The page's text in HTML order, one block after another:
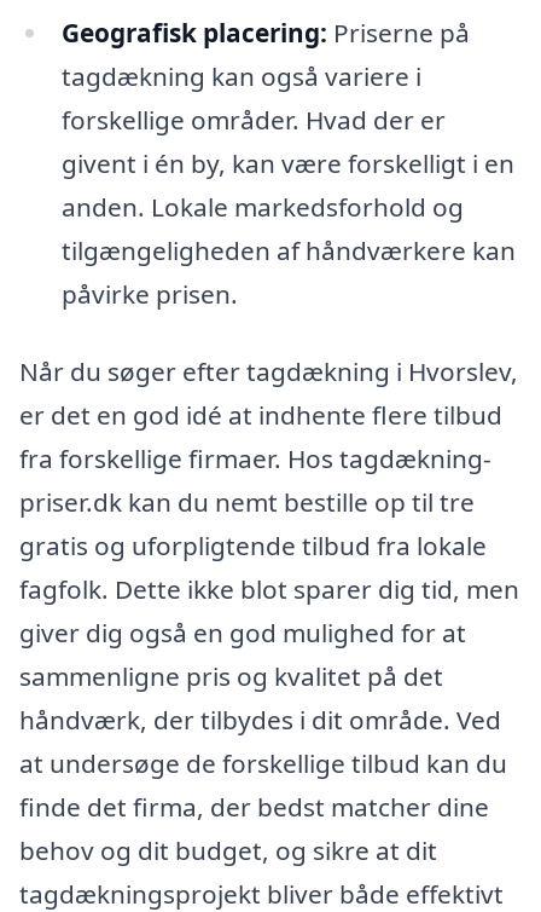
Geografisk placering: Priserne på
tagdækning kan også variere i
forskellige områder. Hvad der er
givent i én by, kan være forskelligt i en
anden. Lokale markedsforhold og
tilgængeligheden af håndværkere kan
påvirke prisen.
Når du søger efter tagdækning i Hvorslev,
er det en god idé at indhente flere tilbud
fra forskellige firmaer. Hos tagdækning-
priser.dk kan du nemt bestille op til tre
gratis og uforpligtende tilbud fra lokale
fagfolk. Dette ikke blot sparer dig tid, men
giver dig også en god mulighed for at
sammenligne pris og kvalitet på det
håndværk, der tilbydes i dit område. Ved
at undersøge de forskellige tilbud kan du
finde det firma, der bedst matcher dine
behov og dit budget, og sikre at dit
tagdækningsprojekt bliver både effektivt